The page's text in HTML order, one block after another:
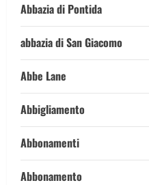
Abbazia di Pontida
abbazia di San Giacomo
Abbe Lane
Abbigliamento
Abbonamenti
Abbonamento